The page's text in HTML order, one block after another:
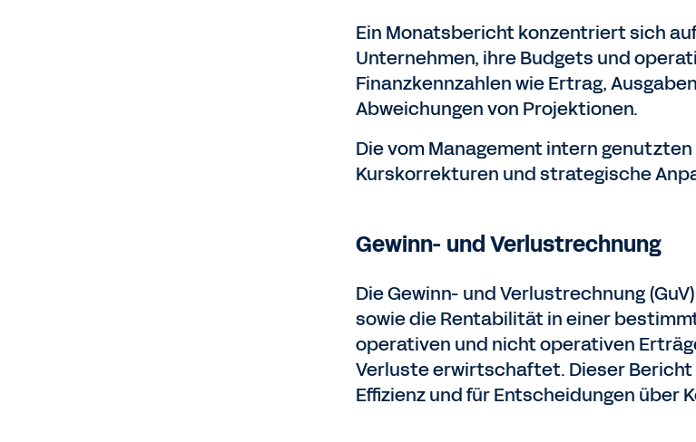
Ein Monatsbericht konzentriert sich
Unternehmen, ihre Budgets und
Finanzkennzahlen wie Ertrag,
Abweichungen von Projektionen.
Die vom Management intern
Kurskorrekturen und strategische
Gewinn- und Verlustrechnung
Die Gewinn- und Verlustrechnung
sowie die Rentabilität in einer
operativen und nicht operativen
Verluste erwirtschaftet. Dieser
Effizienz und für Entscheidungen über